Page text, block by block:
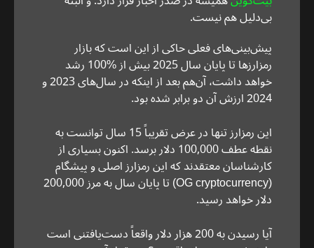
بی‌دلیل هم نیست.
پیش‌بینی‌های فعلی حاکی از این است که بازار
رمزارزها تا پایان سال 2025 بیش از %100 رشد
خواهد داشت، آن‌هم بعد از اینکه در سال‌های 2023 و
2024 ارزش آن دو برابر شده بود.
این رمزارز تنها در عرض تقریباً 15 سال توانست به
نقطه عطف 100,000 دلار برسد. اکنون بسیاری از
کارشناسان معتقدند که این رمزارز اصلی و پیشگام
(OG cryptocurrency) تا پایان سال به مرز 200,000
دلار خواهد رسید.
آیا رسیدن به 200 هزار دلار واقعاً دست‌یافتنی است